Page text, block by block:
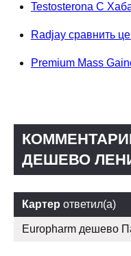
Testosterona C
Radjay сравнить
Premium Mass
ДЕШЕВО
Картер ответил(а)
Europharm дешево